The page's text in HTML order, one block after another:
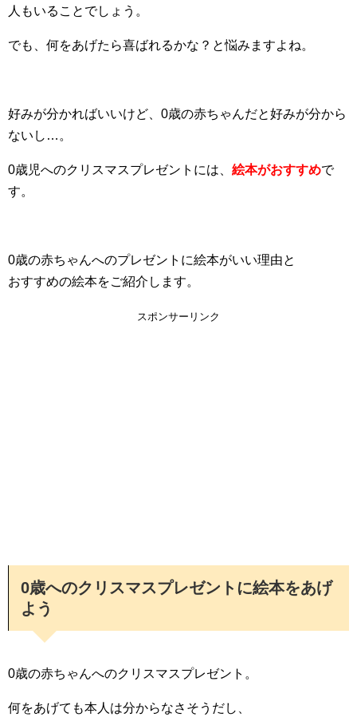
人もいることでしょう。
でも、何をあげたら喜ばれるかな？と悩みますよね。
好みが分かればいいけど、0歳の赤ちゃんだと好みが分から
ないし…。
0歳児へのクリスマスプレゼントには、 絵本がおすすめで
す。
0歳の赤ちゃんへのプレゼントに絵本がいい理由と
おすすめの絵本をご紹介します。
スポンサーリンク
0歳へのクリスマスプレゼントに絵本をあげ
よう
0歳の赤ちゃんへのクリスマスプレゼント。
何をあげても本人は分からなさそうだし、